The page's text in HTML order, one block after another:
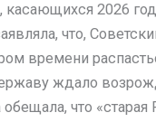
касающихся 2026
что,
времени
ждало
что «старая